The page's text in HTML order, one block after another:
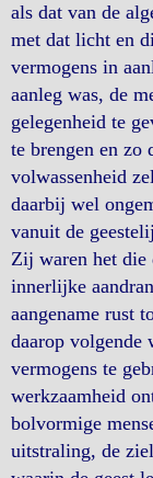
als dat van de
met dat licht en
vermogens in
aanleg was, de
gelegenheid te
te brengen en zo
volwassenheid
daarbij wel
vanuit de
Zij waren het die
innerlijke
aangename rust
daarop volgende
vermogens te
werkzaamheid
bolvormige
uitstraling, de